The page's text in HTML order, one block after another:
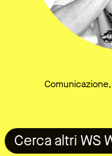
Cerca altri WS